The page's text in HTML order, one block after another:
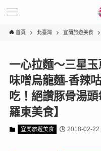
首頁 北臺灣 宜蘭旅遊美食
一心拉麵～三星
味噌烏龍麵-香辣
吃！絕讚豚骨湯
羅東美食】
宜蘭旅遊美食 2018-02-22